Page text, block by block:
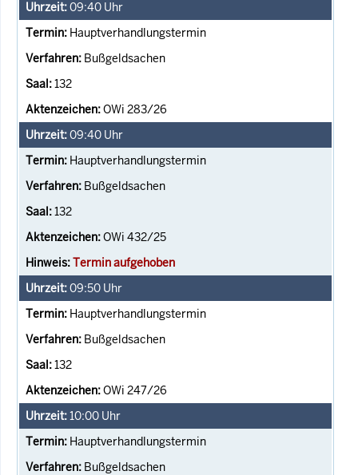
09:40 Uhr
Hauptverhandlungstermin
Bußgeldsachen
132
OWi 283/26
09:40 Uhr
Hauptverhandlungstermin
Bußgeldsachen
132
OWi 432/25
Termin aufgehoben
09:50 Uhr
Hauptverhandlungstermin
Bußgeldsachen
132
OWi 247/26
10:00 Uhr
Hauptverhandlungstermin
Bußgeldsachen